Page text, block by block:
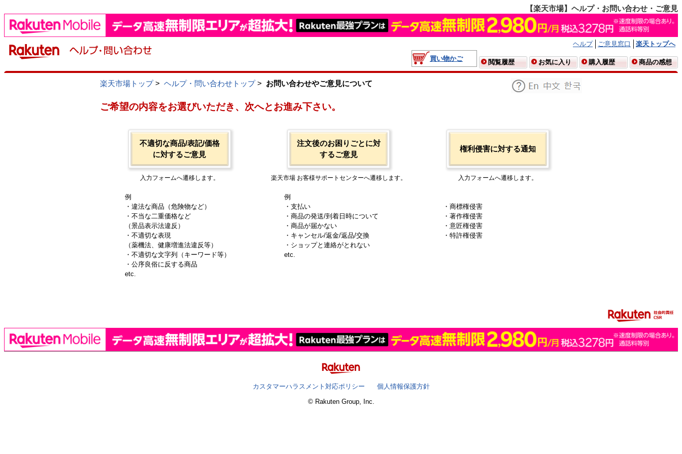
【楽天市場】ヘルプ・お問い合わせ・ご意見
ヘルプ ご意見窓口
楽天トップへ
買い物かご
閲覧履歴 お気に入り 購入履歴 商品の感想
楽天市場トップ> ヘルプ・問い合わせトップ> お問い合わせやご意見について
ご希望の内容をお選びいただき、次へとお進み下さい。
不適切な商品/表記/価格
に対するご意見
入力フォームへ遷移します。
例
・違法な商品（危険物など）
・不当な二重価格など
（景品表示法違反）
・不適切な表現
（薬機法、健康増進法違反等）
・不適切な文字列（キーワード等）
・公序良俗に反する商品
etc.
注文後のお困りごとに対
するご意見
楽天市場 お客様サポートセンターへ遷移します。
例
・支払い
・商品の発送/到着日時について
・商品が届かない
・キャンセル/返金/返品/交換
・ショップと連絡がとれない
etc.
権利侵害に対する通知
入力フォームへ遷移します。
・商標権侵害
・著作権侵害
・意匠権侵害
・特許権侵害
カスタマーハラスメント対応ポリシー
個人情報保護方針
© Rakuten Group, Inc.